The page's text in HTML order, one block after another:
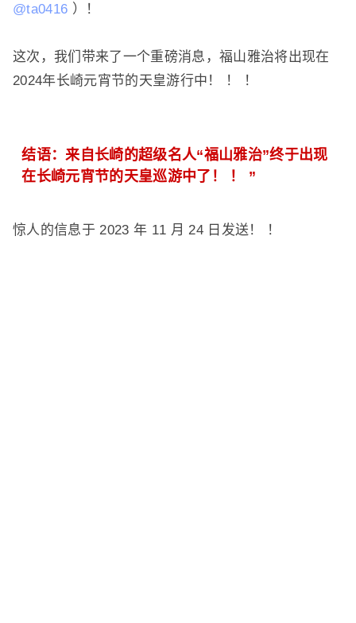
@ta0416 ）！
这次，我们带来了一个重磅消息，福山雅治将出现在
2024年长崎元宵节的天皇游行中！ ！ ！
结语：来自长崎的超级名人“福山雅治”终于出现
在长崎元宵节的天皇巡游中了！ ！ ”
惊人的信息于 2023 年 11 月 24 日发送！ ！